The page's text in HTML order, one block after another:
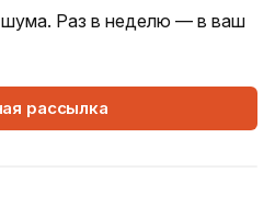
шума. Раз в неделю — в ваш
рассылка